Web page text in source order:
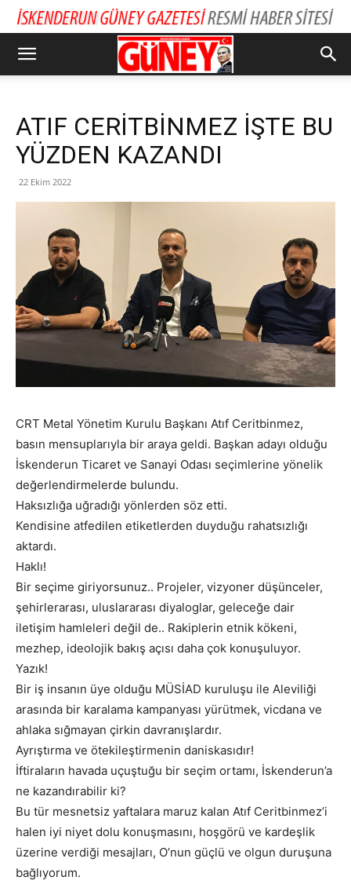
ATIF CERİTBİNMEZ İŞTE BU
YÜZDEN KAZANDI
22 Ekim 2022
CRT Metal Yönetim Kurulu Başkanı Atıf Ceritbinmez,
basın mensuplarıyla bir araya geldi. Başkan adayı olduğu
İskenderun Ticaret ve Sanayi Odası seçimlerine yönelik
değerlendirmelerde bulundu.
Haksızlığa uğradığı yönlerden söz etti.
Kendisine atfedilen etiketlerden duyduğu rahatsızlığı
aktardı.
Haklı!
Bir seçime giriyorsunuz.. Projeler, vizyoner düşünceler,
şehirlerarası, uluslararası diyaloglar, geleceğe dair
iletişim hamleleri değil de.. Rakiplerin etnik kökeni,
mezhep, ideolojik bakış açısı daha çok konuşuluyor.
Yazık!
Bir iş insanın üye olduğu MÜSİAD kuruluşu ile Aleviliği
arasında bir karalama kampanyası yürütmek, vicdana ve
ahlaka sığmayan çirkin davranışlardır.
Ayrıştırma ve ötekileştirmenin daniskasıdır!
İftiraların havada uçuştuğu bir seçim ortamı, İskenderun’a
ne kazandırabilir ki?
Bu tür mesnetsiz yaftalara maruz kalan Atıf Ceritbinmez’i
halen iyi niyet dolu konuşmasını, hoşgörü ve kardeşlik
üzerine verdiği mesajları, O’nun güçlü ve olgun duruşuna
bağlıyorum.